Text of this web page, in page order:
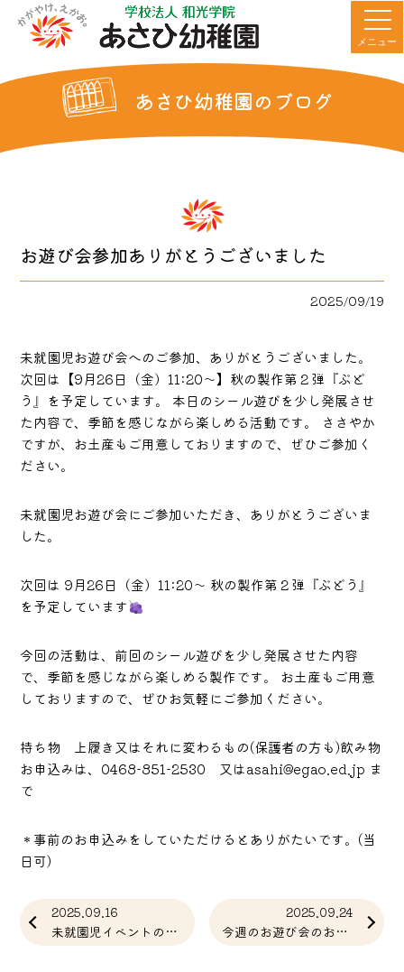
メニュー
あさひ幼稚園のブログ
お遊び会参加ありがとうございました
2025/09/19
未就園児お遊び会へのご参加、ありがとうございました。
次回は【9月26日（金）11:20～】秋の製作第２弾『ぶど
う』を予定しています。 本日のシール遊びを少し発展させ
た内容で、季節を感じながら楽しめる活動です。 ささやか
ですが、お土産もご用意しておりますので、ぜひご参加く
ださい。
未就園児お遊び会にご参加いただき、ありがとうございま
した。
次回は 9月26日（金）11:20～ 秋の製作第２弾『ぶどう』
を予定しています
今回の活動は、前回のシール遊びを少し発展させた内容
で、季節を感じながら楽しめる製作です。 お土産もご用意
しておりますので、ぜひお気軽にご参加ください。
持ち物 上履き又はそれに変わるもの(保護者の方も)飲み物
お申込みは、0468-851-2530 又はasahi@egao.ed.jp ま
で
＊事前のお申込みをしていただけるとありがたいです。(当
日可)
2025.09.16
未就園児イベントのご案内（9/19開催）
2025.09.24
今週のお遊び会のお知らせ（9月26日）